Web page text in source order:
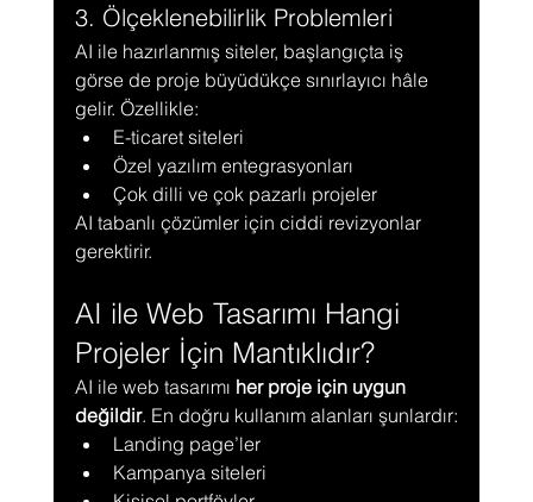
3. Ölçeklenebilirlik Problemleri
AI ile hazırlanmış siteler, başlangıçta iş
görse de proje büyüdükçe sınırlayıcı hâle
gelir. Özellikle:
E-ticaret siteleri
Özel yazılım entegrasyonları
Çok dilli ve çok pazarlı projeler
AI tabanlı çözümler için ciddi revizyonlar
gerektirir.
AI ile Web Tasarımı Hangi
Projeler İçin Mantıklıdır?
AI ile web tasarımı her proje için uygun
değildir. En doğru kullanım alanları şunlardır:
Landing page’ler
Kampanya siteleri